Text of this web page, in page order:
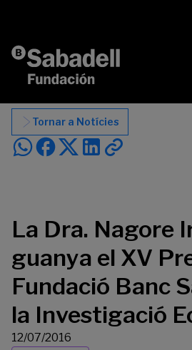
Tornar a Notícies
La Dra. Nagore
guanya el XV
Fundació Banc
la Investigació
12/07/2016